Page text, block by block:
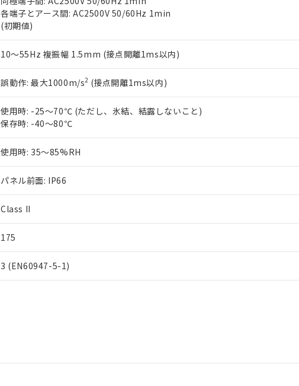
各端子とアース間: AC2500V 50/60Hz 1min
(初期値)
10～55Hz 複振幅 1.5mm (接点開離1ms以内)
誤動作: 最大1000m/s2 (接点開離1ms以内)
使用時: -25～70℃ (ただし、氷結、結露しないこと)
保存時: -40～80℃
使用時: 35～85%RH
パネル前面: IP66
Class II
175
3 (EN60947-5-1)
EU RoHS指令（10物質）の非含有証明書
51物質の非含有証明書（当社基準）
※本証明書は発行日時点で非含有を証明するもので、過去に遡って非含有
また、RoHS指令のフタル酸エステル類４物質の対応では、対応完了ま
混在することから備考欄に対応日を記載しておりました。
り割愛しております。